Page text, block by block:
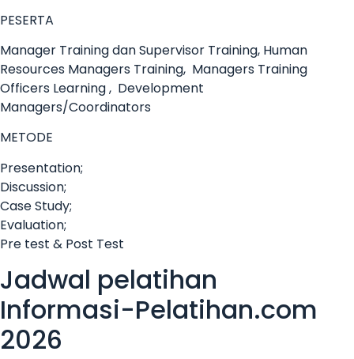
PESERTA
Manager Training dan Supervisor Training, Human
Resources Managers Training, Managers Training
Officers Learning , Development
Managers/Coordinators
METODE
Presentation;
Discussion;
Case Study;
Evaluation;
Pre test & Post Test
Jadwal pelatihan
Informasi-Pelatihan.com
2026